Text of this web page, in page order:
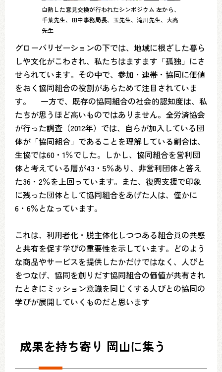
白熱した意見交換が行われたシンポジウム 左から、
千葉先生、田中事務局長、玉先生、滝川先生、大高
先生
グローバリゼーションの下では、地域に根ざした暮ら
しや文化がこわされ、私たちはますます「孤独」にさ
せられています。その中で、参加・連帯・協同に価値
をおく協同組合の役割があらためて注目されていま
す。 一方で、既存の協同組合の社会的認知度は、私
たちが思うほど高いものではありません。全労済協会
が行った調査（2012年）では、自らが加入している団
体が「協同組合」であることを理解している割合は、
生協では60・1％でした。しかし、協同組合を営利団
体と考えている層が43・5％あり、非営利団体と答え
た36・2％を上回っています。また、復興支援で印象
に残った団体として協同組合をあげた人は、僅かに
6・6％となっています。
これは、利用者化・脱主体化しつつある組合員の共感
と共有を促す学びの重要性を示しています。どのよう
な商品やサービスを提供したかだけではなく、人びと
をつなげ、協同を創りだす協同組合の価値が共有され
たときにミッション意識を同じくする人びとの協同の
学びが展開していくものだと思います
成果を持ち寄り 岡山に集う